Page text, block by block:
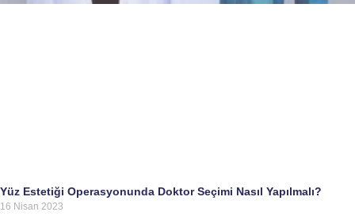
Yüz Estetiği Operasyonunda Doktor Seçimi Nasıl Yapılmalı?
16 Nisan 2023